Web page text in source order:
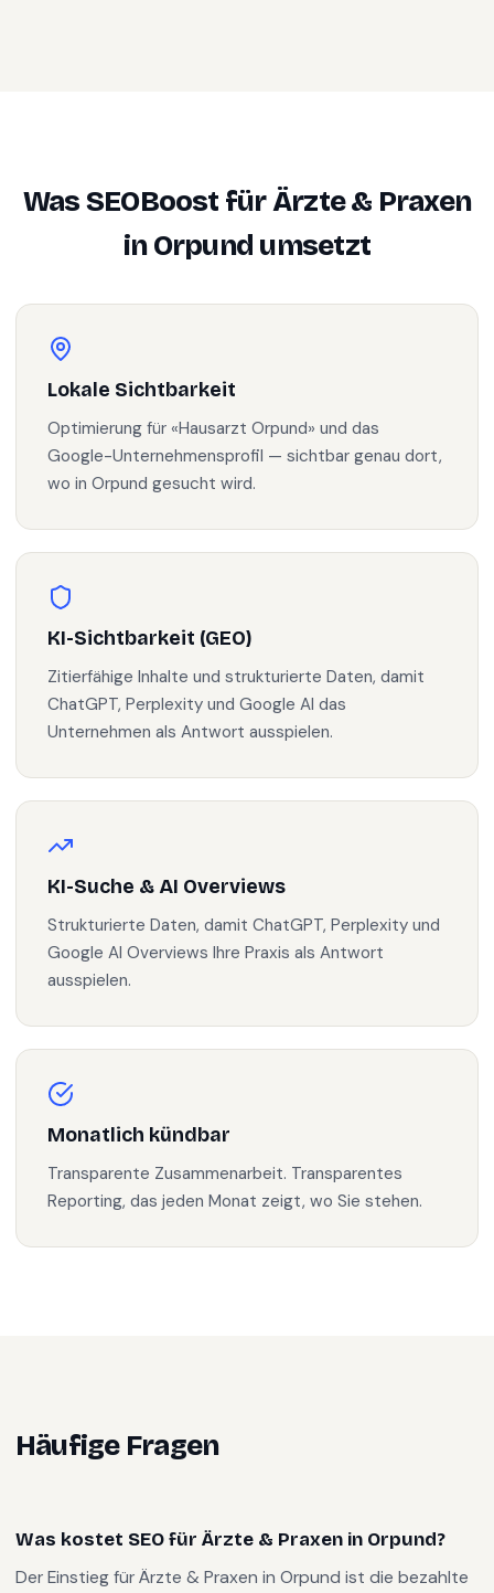
Was SEOBoost fürÄrzte & Praxen
inOrpund umsetzt
Lokale Sichtbarkeit
Optimierung für «Hausarzt Orpund» und das
Google-Unternehmensprofil — sichtbar genau dort,
wo in Orpund gesucht wird.
KI-Sichtbarkeit (GEO)
Zitierfähige Inhalte und strukturierte Daten, damit
ChatGPT, Perplexity und Google AI das
Unternehmen als Antwort ausspielen.
KI-Suche & AI Overviews
Strukturierte Daten, damit ChatGPT, Perplexity und
Google AI Overviews Ihre Praxis als Antwort
ausspielen.
Monatlich kündbar
Transparente Zusammenarbeit. Transparentes
Reporting, das jeden Monat zeigt, wo Sie stehen.
Häufige Fragen
Was kostet SEO für Ärzte & Praxen in Orpund?
Der Einstieg für Ärzte & Praxen in Orpund ist die bezahlte